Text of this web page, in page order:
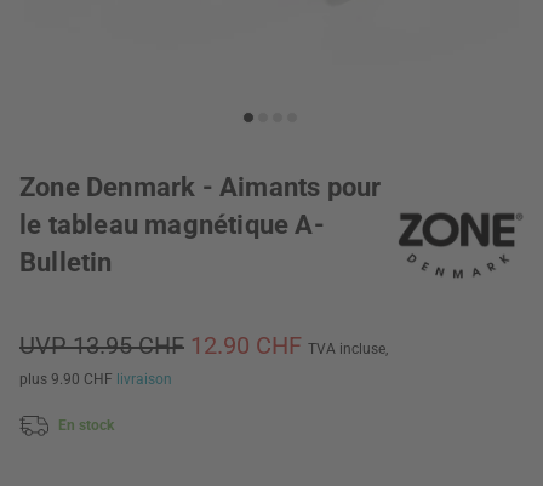
Zone Denmark - Aimants pour
le tableau magnétique A-
Bulletin
UVP 13.95 CHF 12.90 CHF TVA incluse,
plus 9.90 CHF livraison
En stock